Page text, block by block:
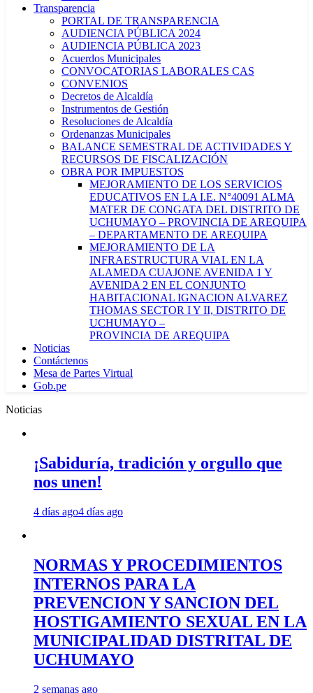
Transparencia
PORTAL DE TRANSPARENCIA
AUDIENCIA PÚBLICA 2024
AUDIENCIA PÚBLICA 2023
Acuerdos Municipales
CONVOCATORIAS LABORALES CAS
CONVENIOS
Decretos de Alcaldía
Instrumentos de Gestión
Resoluciones de Alcaldía
Ordenanzas Municipales
BALANCE SEMESTRAL DE ACTIVIDADES Y
RECURSOS DE FISCALIZACIÓN
OBRA POR IMPUESTOS
MEJORAMIENTO DE LOS SERVICIOS
EDUCATIVOS EN LA I.E. N°40091 ALMA
MATER DE CONGATA DEL DISTRITO DE
UCHUMAYO – PROVINCIA DE AREQUIPA
– DEPARTAMENTO DE AREQUIPA
MEJORAMIENTO DE LA
INFRAESTRUCTURA VIAL EN LA
ALAMEDA CUAJONE AVENIDA 1 Y
AVENIDA 2 EN EL CONJUNTO
HABITACIONAL IGNACION ALVAREZ
THOMAS SECTOR I Y II, DISTRITO DE
UCHUMAYO –
PROVINCIA DE AREQUIPA
Noticias
Contáctenos
Mesa de Partes Virtual
Gob.pe
Noticias
¡Sabiduría, tradición y orgullo que
nos unen!
4 días ago4 días ago
NORMAS Y PROCEDIMIENTOS
INTERNOS PARA LA
PREVENCION Y SANCION DEL
HOSTIGAMIENTO SEXUAL EN LA
MUNICIPALIDAD DISTRITAL DE
UCHUMAYO
2 semanas ago